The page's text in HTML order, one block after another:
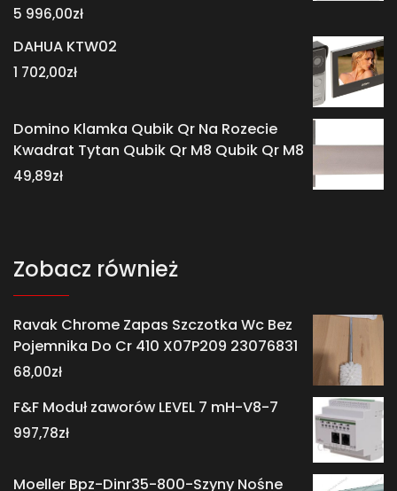
5 996,00zł
DAHUA KTW02
1 702,00zł
Domino Klamka Qubik Qr Na Rozecie
Kwadrat Tytan Qubik Qr M8 Qubik Qr M8
49,89zł
Zobacz również
Ravak Chrome Zapas Szczotka Wc Bez
Pojemnika Do Cr 410 X07P209 23076831
68,00zł
F&F Moduł zaworów LEVEL 7 mH-V8-7
997,78zł
Moeller Bpz-Dinr35-800-Szyny Nośne